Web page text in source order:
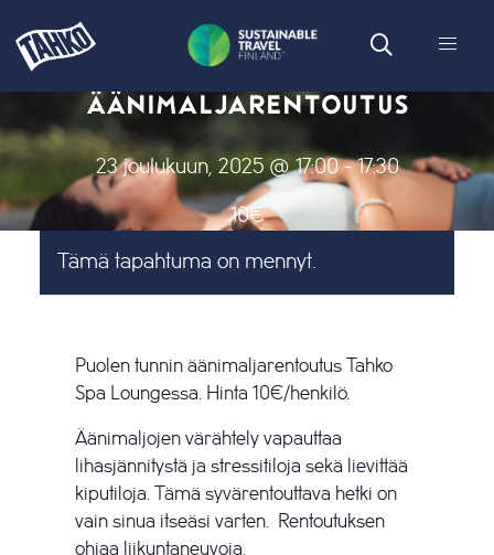
ÄÄNIMALJARENTOUTUS
23 joulukuun, 2025 @ 17:00-17:30
10€
Tämä tapahtuma on mennyt.
Puolen tunnin äänimaljarentoutus Tahko
Spa Loungessa. Hinta 10€/henkilö.
Äänimaljojen värähtely vapauttaa
lihasjännitystä ja stressitiloja sekä lievittää
kiputiloja. Tämä syvärentouttava hetki on
vain sinua itseäsi varten. Rentoutuksen
ohjaa liikuntaneuvoja,